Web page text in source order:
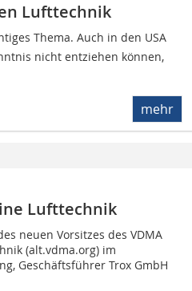
Lufttechnik
Thema. Auch in den USA
nicht entziehen können,
mehr
Lufttechnik
neuen Vorsitzes des VDMA
(alt.vdma.org) im
Geschäftsführer Trox GmbH